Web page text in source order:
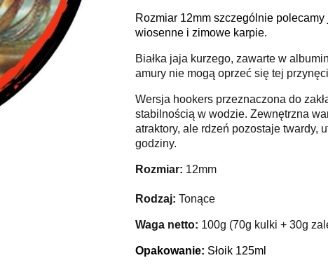
Rozmiar 12mm szczególnie
wiosenne i zimowe karpie.
Białka jaja kurzego, zawarte w
amury nie mogą oprzeć się tej
Wersja hookers przeznaczona do
stabilnością w wodzie. Zewnętrzna
atraktory, ale rdzeń pozostaje twardy,
godziny.
Rozmiar: 12mm
Rodzaj: Tonące
Waga netto: 100g (70g kulki + 30g
Opakowanie: Słoik 125ml